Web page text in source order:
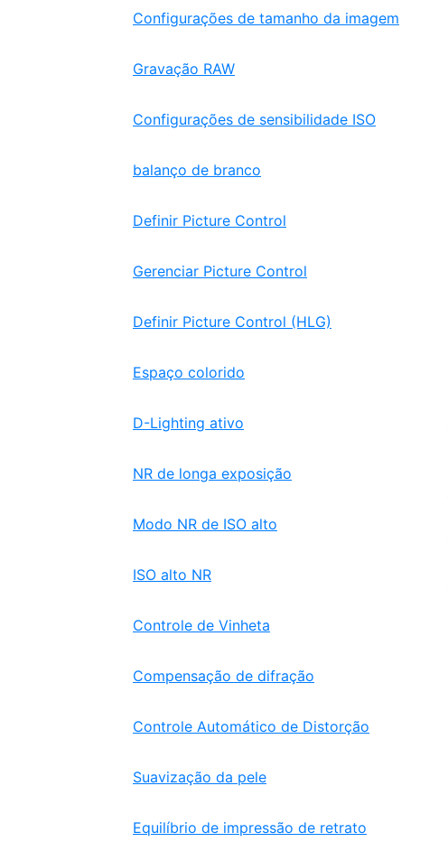
Configurações de tamanho da imagem
Gravação RAW
Configurações de sensibilidade ISO
balanço de branco
Definir Picture Control
Gerenciar Picture Control
Definir Picture Control (HLG)
Espaço colorido
D-Lighting ativo
NR de longa exposição
Modo NR de ISO alto
ISO alto NR
Controle de Vinheta
Compensação de difração
Controle Automático de Distorção
Suavização da pele
Equilíbrio de impressão de retrato